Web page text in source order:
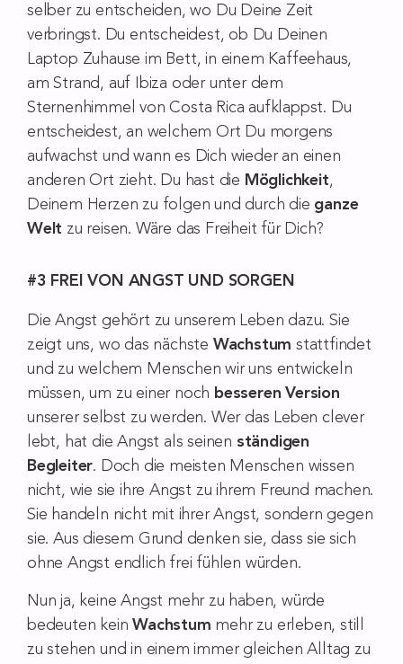
selber zu entscheiden, wo Du Deine Zeit
verbringst. Du entscheidest, ob Du Deinen
Laptop Zuhause im Bett, in einem Kaffeehaus,
am Strand, auf Ibiza oder unter dem
Sternenhimmel von Costa Rica aufklappst. Du
entscheidest, an welchem Ort Du morgens
aufwachst und wann es Dich wieder an einen
anderen Ort zieht. Du hast die Möglichkeit,
Deinem Herzen zu folgen und durch die ganze
Welt zu reisen. Wäre das Freiheit für Dich?
#3 FREI VON ANGST UND SORGEN
Die Angst gehört zu unserem Leben dazu. Sie
zeigt uns, wo das nächste Wachstum stattfindet
und zu welchem Menschen wir uns entwickeln
müssen, um zu einer noch besseren Version
unserer selbst zu werden. Wer das Leben clever
lebt, hat die Angst als seinen ständigen
Begleiter. Doch die meisten Menschen wissen
nicht, wie sie ihre Angst zu ihrem Freund machen.
Sie handeln nicht mit ihrer Angst, sondern gegen
sie. Aus diesem Grund denken sie, dass sie sich
ohne Angst endlich frei fühlen würden.
Nun ja, keine Angst mehr zu haben, würde
bedeuten keinWachstum mehr zu erleben, still
zu stehen und in einem immer gleichen Alltag zu